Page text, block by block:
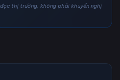
thị trường, không phải khuyến nghị